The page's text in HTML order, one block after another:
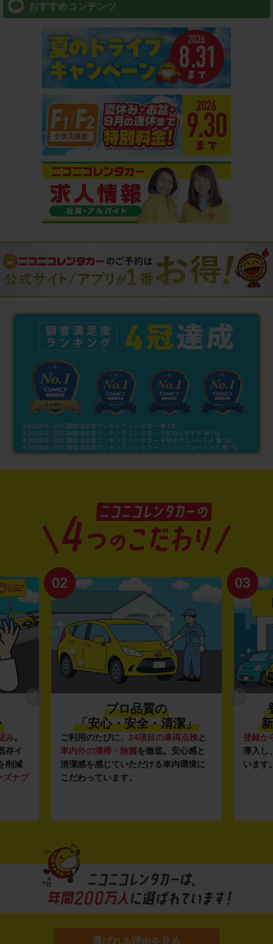
おすすめコンテンツ
み。
存イ
削減
ズナブ
02
プロ品質の
「安心・安全・清潔」
ご利用のたびに、 24項目の車両点検と
車内外の清掃・除菌を徹底。安心感と
清潔感を感じていただける車内環境に
こだわっています。
03
登録か
導入し
います
選ばれる理由を見る